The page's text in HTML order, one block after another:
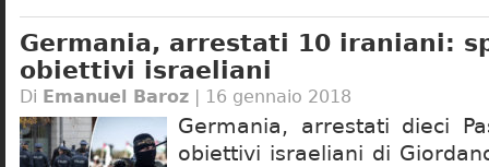
Germania, arrestati 10 iraniani:
obiettivi israeliani
Di Emanuel Baroz | 16 gennaio 2018
Germania, arrestati dieci
obiettivi israeliani di